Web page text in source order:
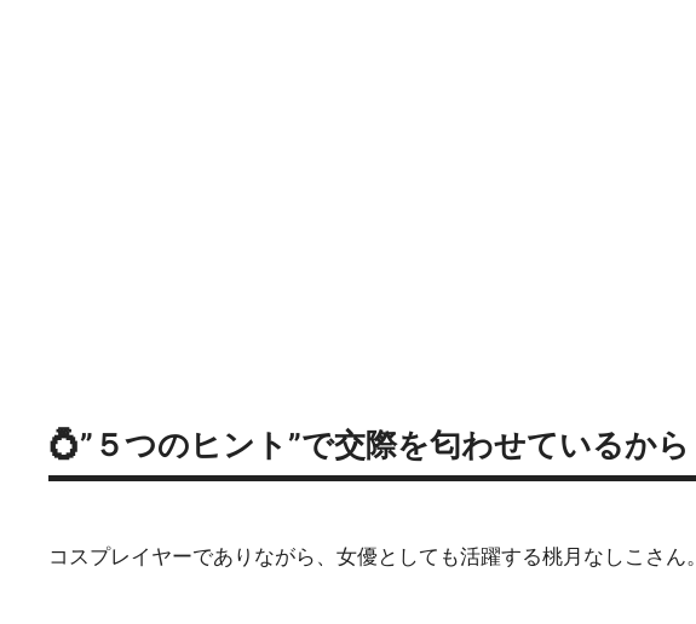
💍”５つのヒント”で交際を匂わせているから
コスプレイヤーでありながら、女優としても活躍する桃月なしこさん。